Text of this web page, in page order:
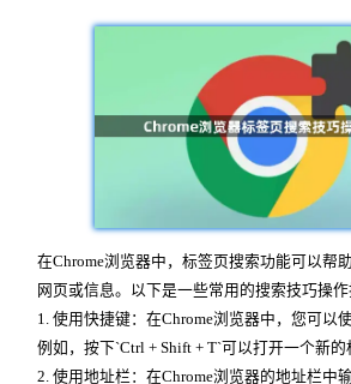
在Chrome浏览器中，标签页搜索功能可以帮
网页或信息。以下是一些常用的搜索技巧操作
1. 使用快捷键：在Chrome浏览器中，您可以
例如，按下`Ctrl + Shift + T`可以打开一个新的
2. 使用地址栏：在Chrome浏览器的地址栏中